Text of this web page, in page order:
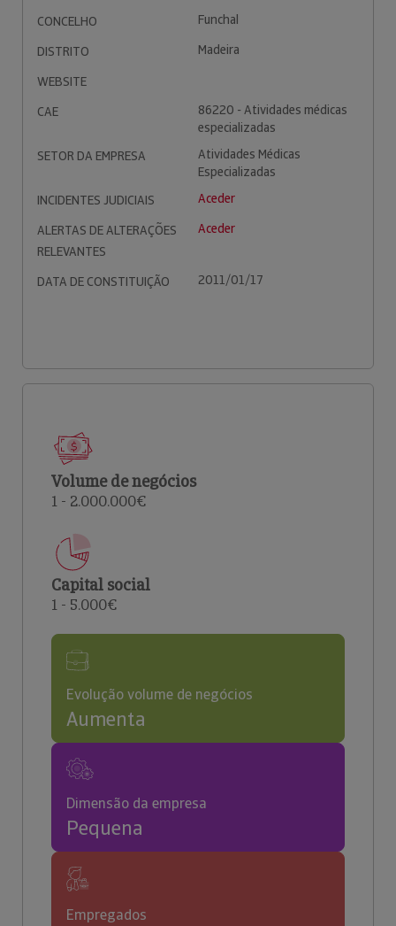
CONCELHO
Funchal
DISTRITO
Madeira
WEBSITE
CAE
86220 - Atividades médicas
especializadas
SETOR DA EMPRESA
Atividades Médicas
Especializadas
INCIDENTES JUDICIAIS
Aceder
ALERTAS DE ALTERAÇÕES
RELEVANTES
Aceder
DATA DE CONSTITUIÇÃO 2011/01/17
Volume de negócios
1 - 2.000.000€
Capital social
1 - 5.000€
Evolução volume de negócios
Aumenta
Dimensão da empresa
Pequena
Empregados